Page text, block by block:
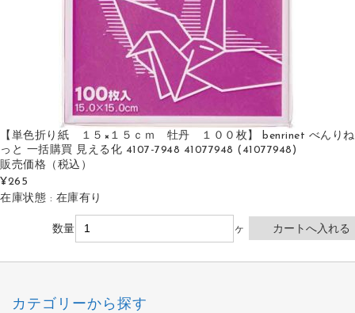
【単色折り紙 １５×１５ｃｍ 牡丹 １００枚】 benrinet べんりね
っと 一括購買 見える化 4107-7948 41077948 (41077948)
販売価格 （税込）
¥265
在庫状態 : 在庫有り
数量 ヶ
カテゴリーから探す